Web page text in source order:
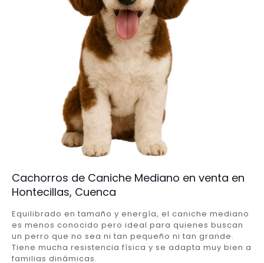
Cachorros de Caniche Mediano en venta en
Hontecillas, Cuenca
Equilibrado en tamaño y energía, el caniche mediano
es menos conocido pero ideal para quienes buscan
un perro que no sea ni tan pequeño ni tan grande.
Tiene mucha resistencia física y se adapta muy bien a
familias dinámicas.